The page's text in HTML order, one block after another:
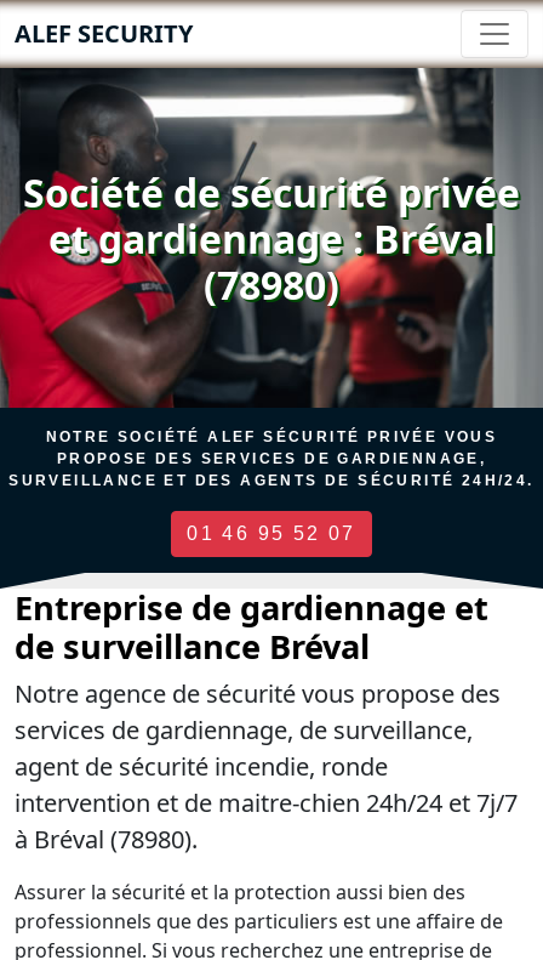
ALEF SECURITY
Société de sécurité privée
et gardiennage : Bréval
(78980)
NOTRE SOCIÉTÉ ALEF SÉCURITÉ PRIVÉE VOUS
PROPOSE DES SERVICES DE GARDIENNAGE,
SURVEILLANCE ET DES AGENTS DE SÉCURITÉ 24H/24.
01 46 95 52 07
Entreprise de gardiennage et
de surveillance Bréval
Notre agence de sécurité vous propose des
services de gardiennage, de surveillance,
agent de sécurité incendie, ronde
intervention et de maitre-chien 24h/24 et 7j/7
à Bréval (78980).
Assurer la sécurité et la protection aussi bien des
professionnels que des particuliers est une affaire de
professionnel. Si vous recherchez une entreprise de